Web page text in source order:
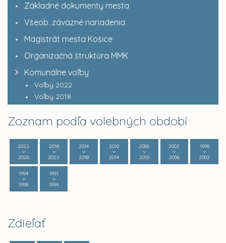
Základné dokumenty mesta
Všeob. záväzné nariadenia
Magistrát mesta Košice
Organizačná štruktúra MMK
Komunálne voľby
Voľby 2022
Voľby 2018
Zoznam podľa volebných období
2022
2026
2018
2022
2014
2018
2010
2014
2006
2010
2002
2006
1998
2002
1994
1998
1991
1994
Zdieľať